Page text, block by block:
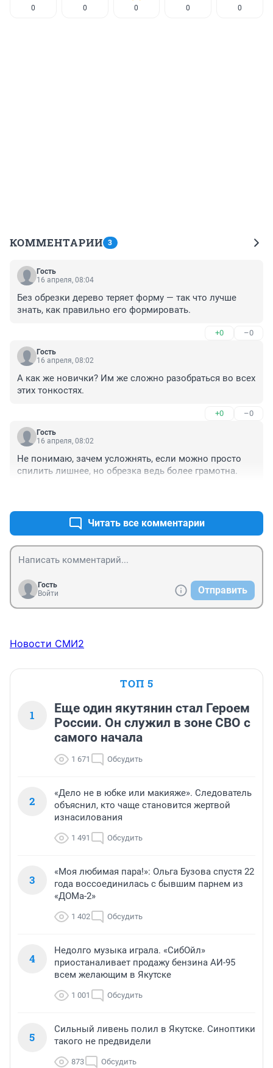
0 0 0 0 0
КОММЕНТАРИИ 3
Гость
16 апреля, 08:04
Без обрезки дерево теряет форму — так что лучше
знать, как правильно его формировать.
+0 –0
Гость
16 апреля, 08:02
А как же новички? Им же сложно разобраться во всех
этих тонкостях.
+0 –0
Гость
16 апреля, 08:02
Не понимаю, зачем усложнять, если можно просто
спилить лишнее, но обрезка ведь более грамотна.
Читать все комментарии
Гость
Войти
Отправить
Новости СМИ2
ТОП 5
1
Еще один якутянин стал Героем
России. Он служил в зоне СВО с
самого начала
1 671 Обсудить
2
«Дело не в юбке или макияже». Следователь
объяснил, кто чаще становится жертвой
изнасилования
1 491 Обсудить
3
«Моя любимая пара!»: Ольга Бузова спустя 22
года воссоединилась с бывшим парнем из
«ДОМа-2»
1 402 Обсудить
4
Недолго музыка играла. «СибОйл»
приостаналивает продажу бензина АИ-95
всем желающим в Якутске
1 001 Обсудить
5
Сильный ливень полил в Якутске. Синоптики
такого не предвидели
873 Обсудить